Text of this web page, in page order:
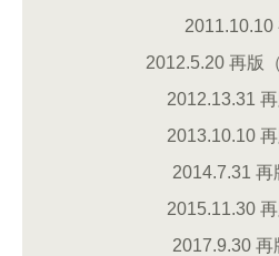
2011.10.10
2012.5.20 再版
2012.13.31
2013.10.10
2014.7.31 再
2015.11.30
2017.9.30 再